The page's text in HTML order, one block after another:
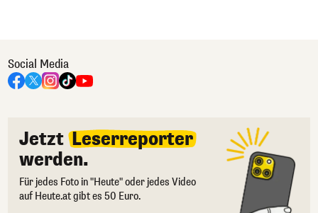
Social Media
Jetzt Leserreporter
werden.
Für jedes Foto in "Heute" oder jedes Video
auf Heute.at gibt es 50 Euro.